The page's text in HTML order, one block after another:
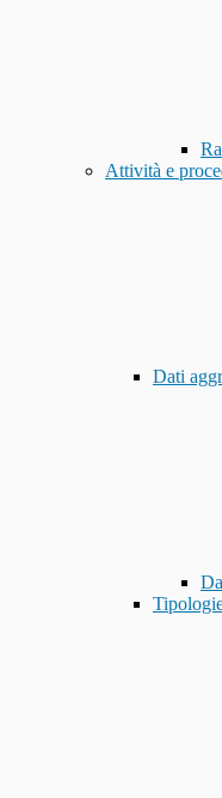
Attività e
Dati